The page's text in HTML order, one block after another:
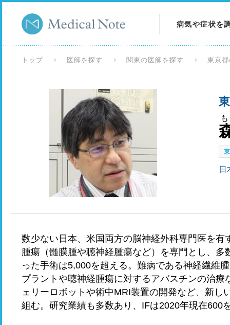
病気や症状を
検査を調べる
トップ 医師を探す 関東の医師を探す 東京
日
数少ない日本、米国両方の脳神経外科専門医を
腫瘍（髄膜腫や聴神経腫瘍など）を専門とし、
った手術は5,000を超える。難病である神経繊維
プラントや聴神経腫瘍に対するアバスチンの治
ェリーロボットや術中MRI装置の開発など、新し
組む。研究業績も多数あり、IFは2020年現在600